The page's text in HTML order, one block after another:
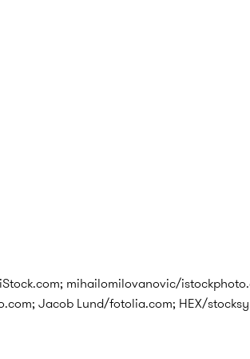
mihailomilovanovic/
Jacob Lund/fotolia.com; HEX/